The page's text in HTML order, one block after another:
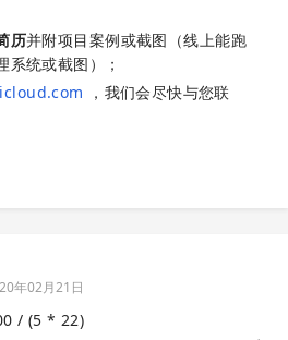
历并附项目案例或截图（线上能跑
系统或截图）；
，我们会尽快与您联
年02月21日
/ (5 * 22)